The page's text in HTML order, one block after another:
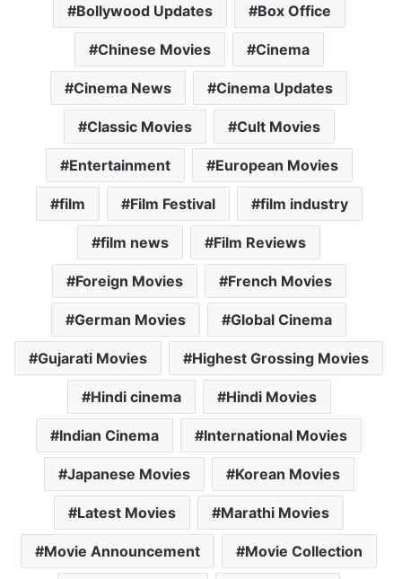
Bollywood Updates Box Office
Chinese Movies Cinema
Cinema News Cinema Updates
Classic Movies Cult Movies
Entertainment European Movies
film Film Festival film industry
film news Film Reviews
Foreign Movies French Movies
German Movies Global Cinema
Gujarati Movies Highest Grossing Movies
Hindi cinema Hindi Movies
Indian Cinema International Movies
Japanese Movies Korean Movies
Latest Movies Marathi Movies
Movie Announcement Movie Collection